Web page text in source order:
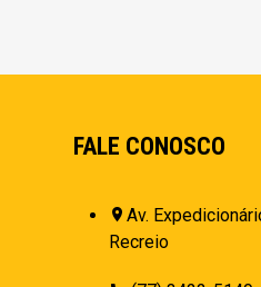
FALE CONOSCO
Av.
Recreio